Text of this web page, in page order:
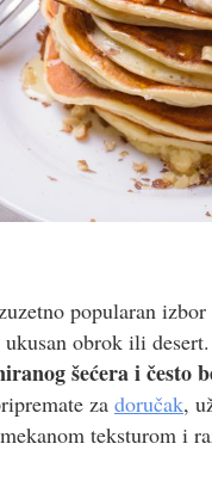
popularan
obrok ili
šećera i često
za doručak,
teksturom i